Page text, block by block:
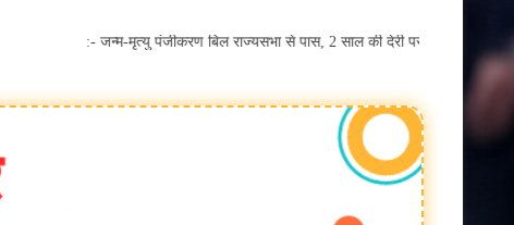
बैतूल
देश:- जन्म-मृत्यु पंजीकरण बिल राज्यसभा से पास, 2 साल की देरी पर अब कोर्ट के आदेश